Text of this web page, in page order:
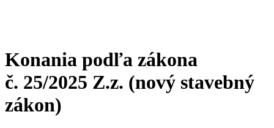
Konania podľa zákona
č. 25/2025 Z.z. (nový stavebný
zákon)